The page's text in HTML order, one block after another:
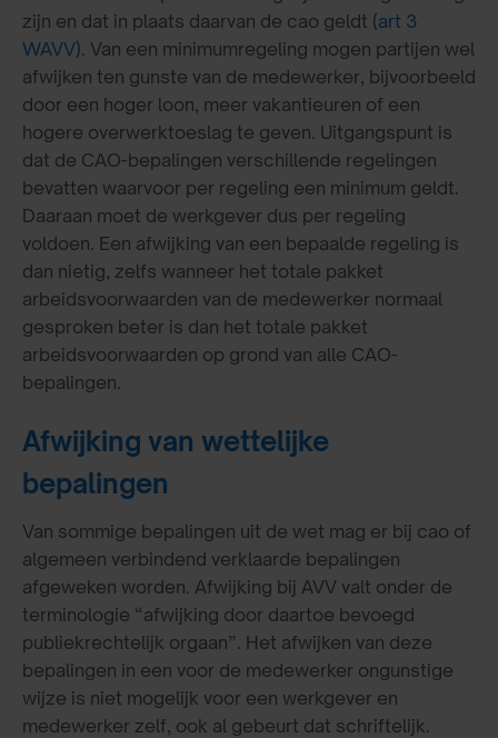
zijn en dat in plaats daarvan de cao geldt (art 3
WAVV). Van een minimumregeling mogen partijen wel
afwijken ten gunste van de medewerker, bijvoorbeeld
door een hoger loon, meer vakantieuren of een
hogere overwerktoeslag te geven. Uitgangspunt is
dat de CAO-bepalingen verschillende regelingen
bevatten waarvoor per regeling een minimum geldt.
Daaraan moet de werkgever dus per regeling
voldoen. Een afwijking van een bepaalde regeling is
dan nietig, zelfs wanneer het totale pakket
arbeidsvoorwaarden van de medewerker normaal
gesproken beter is dan het totale pakket
arbeidsvoorwaarden op grond van alle CAO-
bepalingen.
Afwijking van wettelijke
bepalingen
Van sommige bepalingen uit de wet mag er bij cao of
algemeen verbindend verklaarde bepalingen
afgeweken worden. Afwijking bij AVV valt onder de
terminologie “afwijking door daartoe bevoegd
publiekrechtelijk orgaan”. Het afwijken van deze
bepalingen in een voor de medewerker ongunstige
wijze is niet mogelijk voor een werkgever en
medewerker zelf, ook al gebeurt dat schriftelijk.